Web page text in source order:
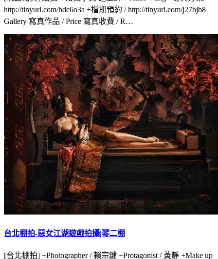
http://tinyurl.com/hdc6o3a +檔期預約 / http://tinyurl.com/j27bjb8
Gallery 寫真作品 / Price 寫真收費 / R…
台北棚拍-惡女江湖遊戲拍攝|琴二棚
[台北棚拍] +Photographer / 賴宗鍵 +Protagonist / 黃靜 +Make up